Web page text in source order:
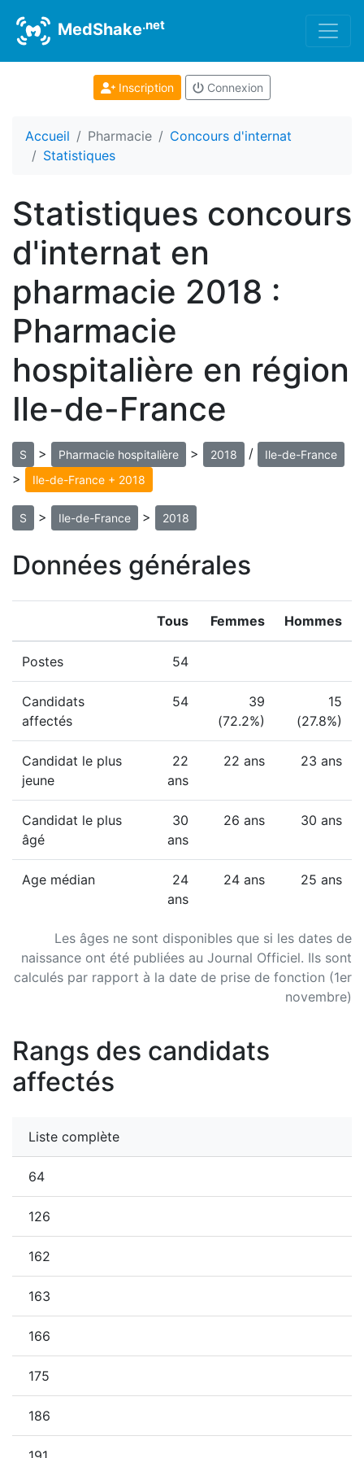
MedShake.net
Inscription Connexion
Accueil Pharmacie
Concours d'internat
Statistiques
Statistiques concours
d'internat en
pharmacie 2018 :
Pharmacie
hospitalière en région
Ile-de-France
S > Pharmacie hospitalière > 2018 / Ile-de-France
> Ile-de-France + 2018
S > Ile-de-France > 2018
Données générales
Les âges ne sont disponibles que si les dates de
naissance ont été publiées au Journal Officiel. Ils sont
calculés par rapport à la date de prise de fonction (1er
novembre)
Tous Femmes Hommes
Postes 54
Candidats
affectés
54
39
(72.2%)
15
(27.8%)
Candidat le plus
jeune
22
ans
22 ans 23 ans
Candidat le plus
âgé
30
ans
26 ans 30 ans
Age médian
24
ans
24 ans 25 ans
Rangs des candidats
affectés
Liste complète
64
126
162
163
166
175
186